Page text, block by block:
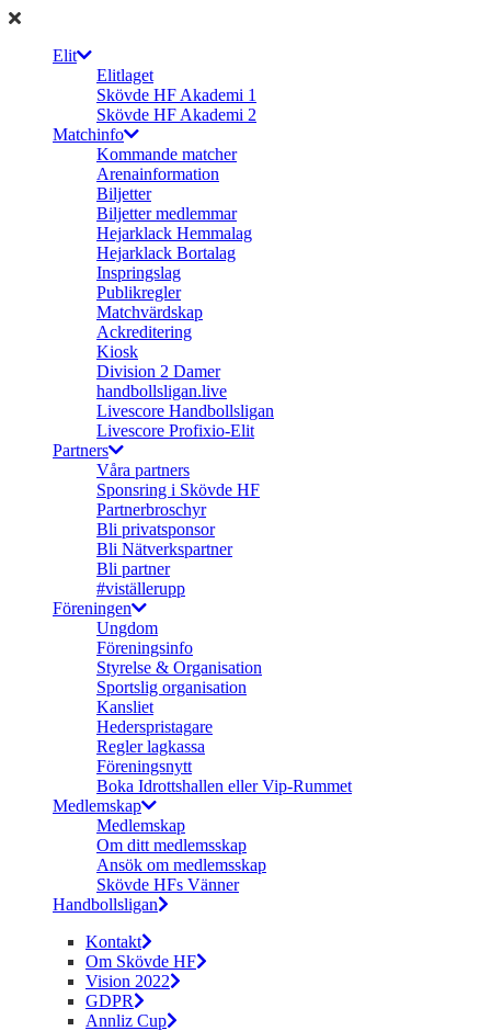
Elit
Elitlaget
Skövde HF Akademi 1
Skövde HF Akademi 2
Matchinfo
Kommande matcher
Arenainformation
Biljetter
Biljetter medlemmar
Hejarklack Hemmalag
Hejarklack Bortalag
Inspringslag
Publikregler
Matchvärdskap
Ackreditering
Kiosk
Division 2 Damer
handbollsligan.live
Livescore Handbollsligan
Livescore Profixio-Elit
Partners
Våra partners
Sponsring i Skövde HF
Partnerbroschyr
Bli privatsponsor
Bli Nätverkspartner
Bli partner
#viställerupp
Föreningen
Ungdom
Föreningsinfo
Styrelse & Organisation
Sportslig organisation
Kansliet
Hederspristagare
Regler lagkassa
Föreningsnytt
Boka Idrottshallen eller Vip-Rummet
Medlemskap
Medlemskap
Om ditt medlemsskap
Ansök om medlemsskap
Skövde HFs Vänner
Handbollsligan
Kontakt
Om Skövde HF
Vision 2022
GDPR
Annliz Cup